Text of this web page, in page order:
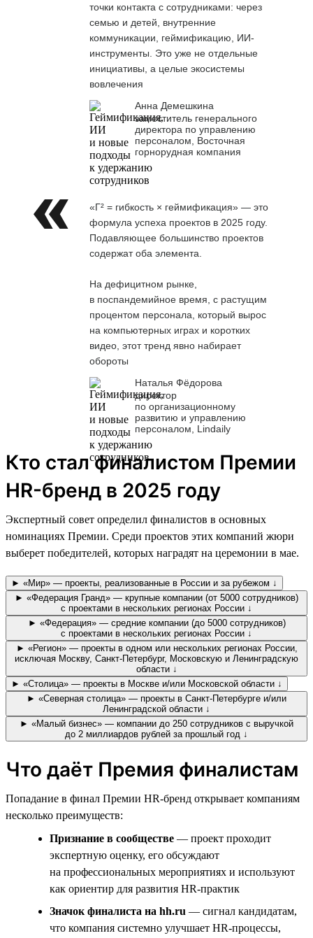
точки контакта с сотрудниками: через
семью и детей, внутренние
коммуникации, геймификацию, ИИ-
инструменты. Это уже не отдельные
инициативы, а целые экосистемы
вовлечения
Анна Демешкина
заместитель генерального
директора по управлению
персоналом, Восточная
горнорудная компания
«Г² = гибкость × геймификация» — это
формула успеха проектов в 2025 году.
Подавляющее большинство проектов
содержат оба элемента.
На дефицитном рынке,
в поспандемийное время, с растущим
процентом персонала, который вырос
на компьютерных играх и коротких
видео, этот тренд явно набирает
обороты
Наталья Фёдорова
директор
по организационному
развитию и управлению
персоналом, Lindaily
Кто стал финалистом Премии
HR-бренд в 2025 году
Экспертный совет определил финалистов в основных
номинациях Премии. Среди проектов этих компаний жюри
выберет победителей, которых наградят на церемонии в мае.
► «Мир» — проекты, реализованные в России и за рубежом ↓
► «Федерация Гранд» — крупные компании (от 5000 сотрудников)
с проектами в нескольких регионах России ↓
► «Федерация» — средние компании (до 5000 сотрудников)
с проектами в нескольких регионах России ↓
► «Регион» — проекты в одном или нескольких регионах России,
исключая Москву, Санкт-Петербург, Московскую и Ленинградскую
области ↓
► «Столица» — проекты в Москве и/или Московской области ↓
► «Северная столица» — проекты в Санкт-Петербурге и/или
Ленинградской области ↓
► «Малый бизнес» — компании до 250 сотрудников с выручкой
до 2 миллиардов рублей за прошлый год ↓
Что даёт Премия финалистам
Попадание в финал Премии HR-бренд открывает компаниям
несколько преимуществ:
Признание в сообществе — проект проходит
экспертную оценку, его обсуждают
на профессиональных мероприятиях и используют
как ориентир для развития HR-практик
Значок финалиста на hh.ru — сигнал кандидатам,
что компания системно улучшает HR-процессы,